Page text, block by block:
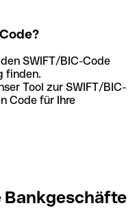
SWIFT/BIC-Code
finden.
Tool zur SWIFT/BIC-
Code für Ihre
Bankgeschäfte